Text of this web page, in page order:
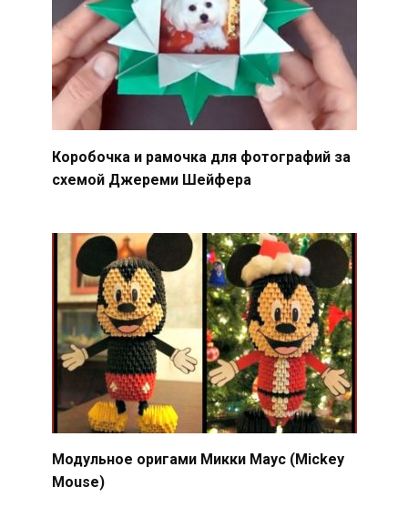
Коробочка и рамочка для фотографий за
схемой Джереми Шейфера
Модульное оригами Микки Маус (Mickey
Mouse)